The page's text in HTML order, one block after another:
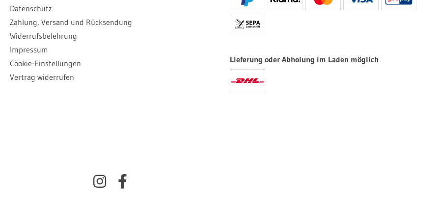
Datenschutz
Zahlung, Versand und Rücksendung
Widerrufsbelehrung
Impressum
Cookie-Einstellungen
Vertrag widerrufen
Lieferung oder Abholung im Laden möglich